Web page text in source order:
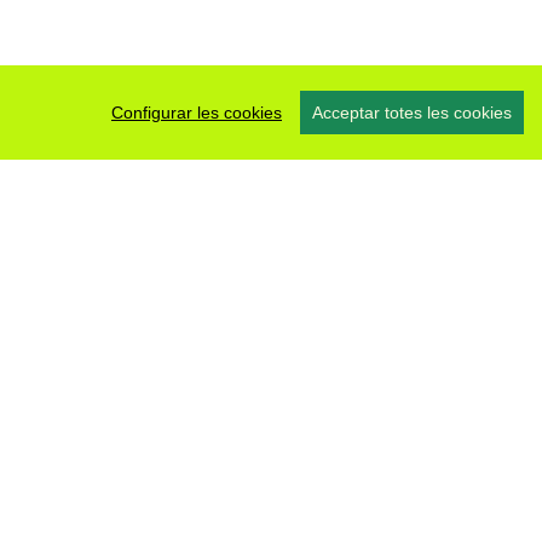
Configurar les cookies Acceptar totes les cookies